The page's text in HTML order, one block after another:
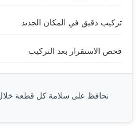
تركيب دقيق في المكان الجديد
فحص الاستقرار بعد التركيب
نحافظ على سلامة كل قطعة